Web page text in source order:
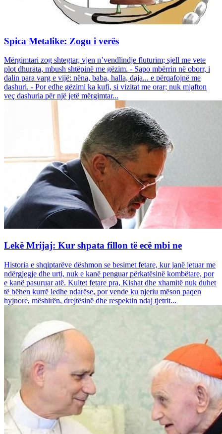
Spica Metalike: Zogu i verës
Mërgimtari zog shtegtar, vjen n’vendlindje fluturim; sjell me vete
plot dhurata, mbush shtëpinë me gëzim. - Sapo mbërrin në oborr, i
dalin para varg e vijë: nëna, baba, halla, daja... e përqafojnë me
dashuri. - Por edhe gëzimi ka kufi, si vizitat me orar; nuk mjafton
veç dashuria për një jetë mërgimtar...
Lekë Mrijaj: Kur shpata fillon të ecë mbi ne
Historia e shqiptarëve dëshmon se besimet fetare, kur janë jetuar me
ndërgjegje dhe urti, nuk e kanë penguar përkatësinë kombëtare, por
e kanë pasuruar atë. Kultet fetare pra, Kishat dhe xhamitë nuk duhet
të bëhen kurrë ledhe ndarëse, por vende ku njeriu mëson paqen
hyjnore, mëshirën, drejtësinë dhe respektin ndaj tjetrit...